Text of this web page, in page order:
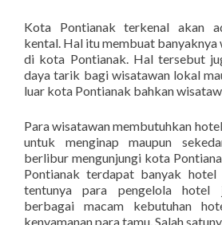
Kota Pontianak terkenal akan
kental. Hal itu membuat banyaknya
di kota Pontianak. Hal tersebut
daya tarik bagi wisatawan lokal
luar kota Pontianak bahkan
Para wisatawan membutuhkan
untuk menginap maupun
berlibur mengunjungi kota
Pontianak terdapat banyak hotel
tentunya para pengelola hotel
berbagai macam kebutuhan
kenyamanan para tamu. Salah